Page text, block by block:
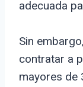
adecuada
Sin
contratar a
mayores de